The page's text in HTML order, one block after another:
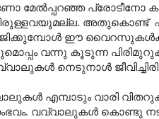
മേൽപ്പറഞ്ഞ പ്രോടീനോ
അതുകൊണ്ട്
ഈ വൈറസുകൾക്കും
വന്നു കൂടുന്ന
നെടുനാൾ
എമ്പാടും വാരി
വവ്വാലുകൾ കൊണ്ടു